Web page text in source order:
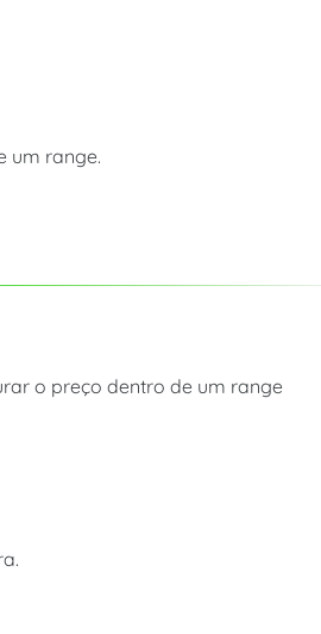
um range.
o preço dentro de um range